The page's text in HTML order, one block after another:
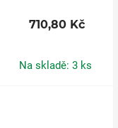
710,80 Kč
Na skladě: 3 ks